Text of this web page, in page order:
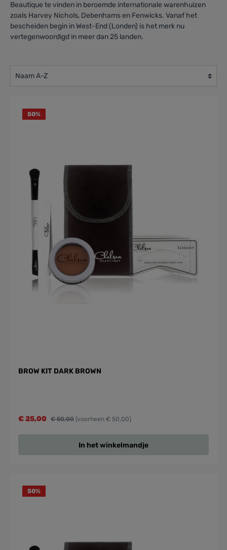
Beautique te vinden in beroemde internationale warenhuizen
zoals Harvey Nichols, Debenhams en Fenwicks. Vanaf het
bescheiden begin in West-End (Londen) is het merk nu
vertegenwoordigd in meer dan 25 landen.
50%
BROW KIT DARK BROWN
€ 25,00 € 50,00 (voorheen € 50,00)
In het winkelmandje
50%